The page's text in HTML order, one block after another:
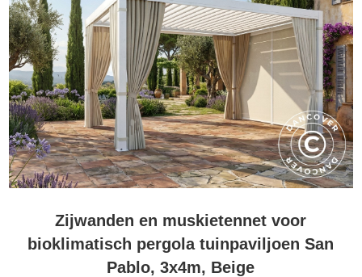
Zijwanden en muskietennet voor
bioklimatisch pergola tuinpaviljoen San
Pablo, 3x4m, Beige